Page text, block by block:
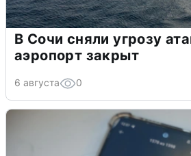
В Сочи сняли угрозу
аэропорт закрыт
6 августа 0